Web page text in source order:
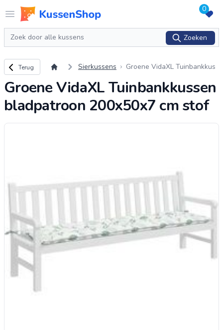
Open menu
Logo www.kussenshop.nl 0
Zoeken
Zoeken
Terug naar overzicht
Terug Sierkussens
Groene VidaXL Tuinbankkus
m stof
Groene VidaXL Tuinbankkussen
bladpatroon 200x50x7 cm stof